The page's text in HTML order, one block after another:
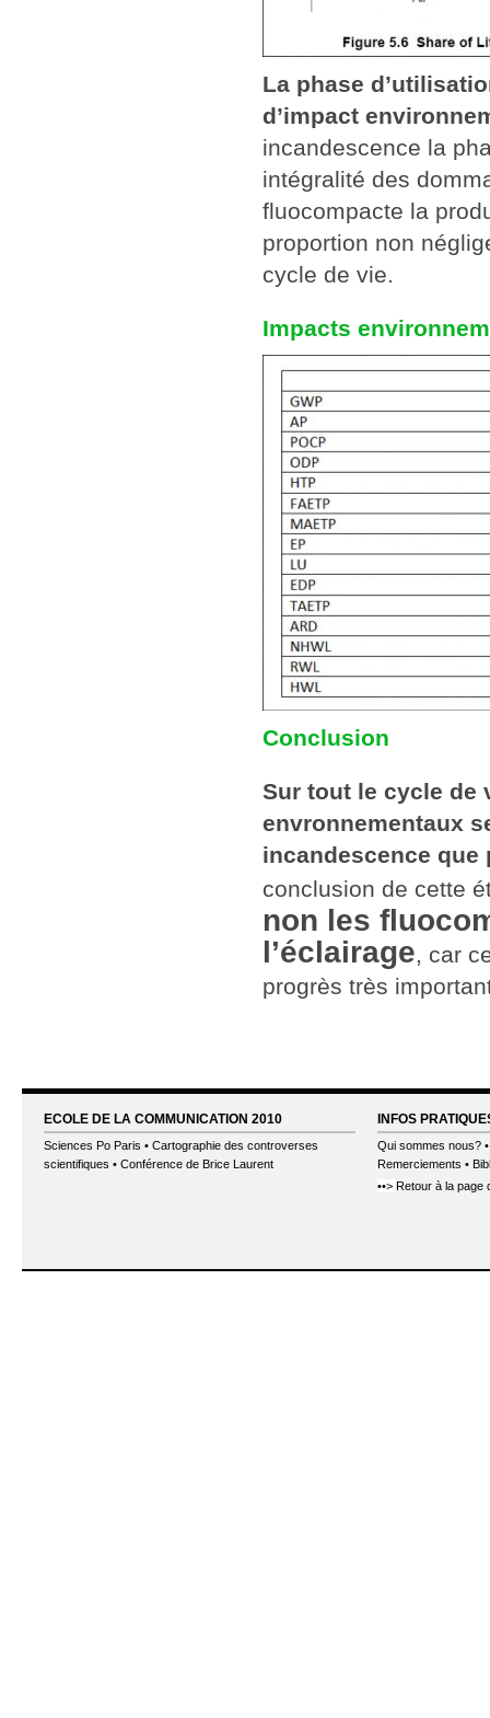
La phase
d’impact
incandescence la
intégralité des
fluocompacte la
proportion non
cycle de vie.
Impacts
Conclusion
Sur tout le cycle de
envronnementaux
incandescence
conclusion de cette
non les
l’éclairage, car
progrès très
ECOLE DE LA COMMUNICATION 2010
Sciences Po Paris • Cartographie des controverses
scientifiques • Conférence de Brice Laurent
INFOS
Qui sommes nous?
Remerciements •
••> Retour à la page